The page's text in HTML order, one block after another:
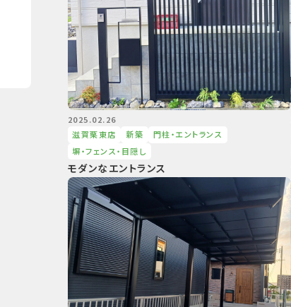
2025.02.26
滋賀栗東店
新築
⾨柱・エントランス
塀・フェンス・⽬隠し
モダンなエントランス